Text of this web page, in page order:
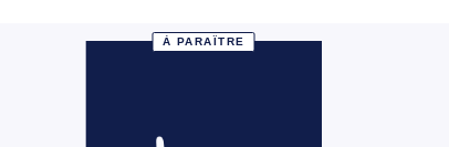
À PARAÎTRE